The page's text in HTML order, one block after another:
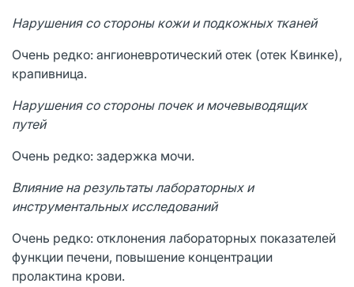
Нарушения со стороны кожи и подкожных тканей
Очень редко: ангионевротический отек (отек Квинке),
крапивница.
Нарушения со стороны почек и мочевыводящих
путей
Очень редко: задержка мочи.
Влияние на результаты лабораторных и
инструментальных исследований
Очень редко: отклонения лабораторных показателей
функции печени, повышение концентрации
пролактина крови.